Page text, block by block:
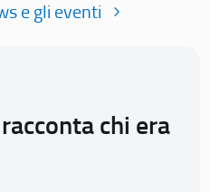
e gli eventi
chi era